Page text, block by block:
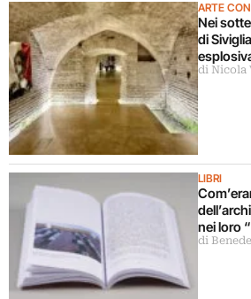
ARTE
Nei
di
racconta
di Nicola
LIBRI
nei loro
svela
di